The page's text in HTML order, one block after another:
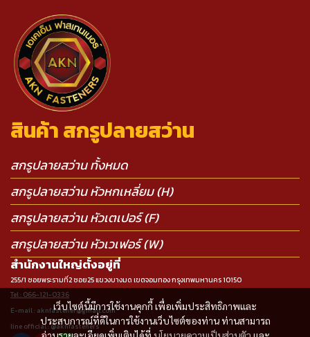
เว็บไซต์นี้มีการใช้งานคุกกี้ เพื่อเพิ่มประสิทธิภาพและ
ประสบการณ์ที่ดีในการใช้งานเว็บไซต์ของท่าน ท่านสามารถ
สินค้า สกรูปลายสว่าน
สกรูปลายสว่าน ทั้งหมด
สกรูปลายสว่าน หัวหกเหลี่ยม (H)
สกรูปลายสว่าน หัวเตเปอร์ (F)
สกรูปลายสว่าน หัวเวเฟอร์ (W)
สำนักงานใหญ่ตั้งอยู่ที่
255/1 ซอยพระรามที่2 ซอย25 แขวงบางมด เขตจอมทอง กรุงเทพมหานคร 10150
Tel : 066-121-0336
E-mail : aknfastener@gmail.com
line official : @aknfasteners